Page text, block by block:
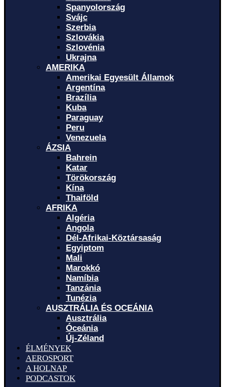
Spanyolország
Svájc
Szerbia
Szlovákia
Szlovénia
Ukrajna
AMERIKA
Amerikai Egyesült Államok
Argentína
Brazília
Kuba
Paraguay
Peru
Venezuela
ÁZSIA
Bahrein
Katar
Törökország
Kína
Thaiföld
AFRIKA
Algéria
Angola
Dél-Afrikai-Köztársaság
Egyiptom
Mali
Marokkó
Namíbia
Tanzánia
Tunézia
AUSZTRÁLIA ÉS OCEÁNIA
Ausztrália
Óceánia
Új-Zéland
ÉLMÉNYEK
AEROSPORT
A HOLNAP
PODCASTOK